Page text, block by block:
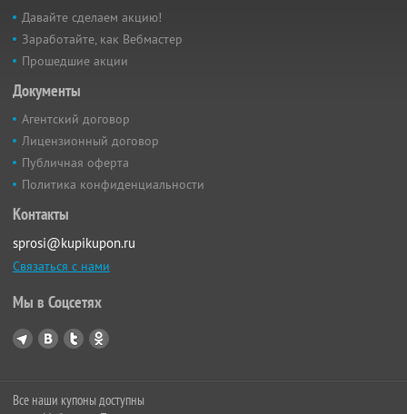
Давайте сделаем акцию!
Заработайте, как Вебмастер
Прошедшие акции
Документы
Агентский договор
Лицензионный договор
Публичная оферта
Политика конфиденциальности
Контакты
sprosi@kupikupon.ru
Связаться с нами
Мы в Соцсетях
Все наши купоны доступны